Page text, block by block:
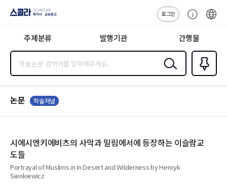
지사·교보문고
로그인
센
주제분류 발행기관 간행물
검색
즐겨찾
기0
논문 학술저널
시에시엔키에비츠의 사막과 밀림에서에 등장하는 이슬람교
도들
Portrayal of Muslims in In Desert and Wilderness by Henryk
Sienkiewicz